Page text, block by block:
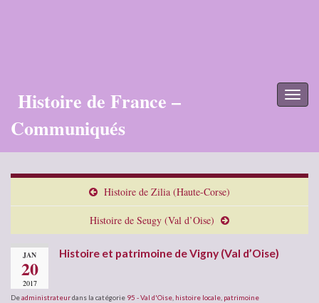
Histoire de France –
Communiqués
Histoire de Zilia (Haute-Corse)
Histoire de Seugy (Val d’Oise)
JAN
20
2017
Histoire et patrimoine de Vigny (Val d’Oise)
Deadministrateurdans la catégorie 95 - Val d'Oise histoire locale patrimoine